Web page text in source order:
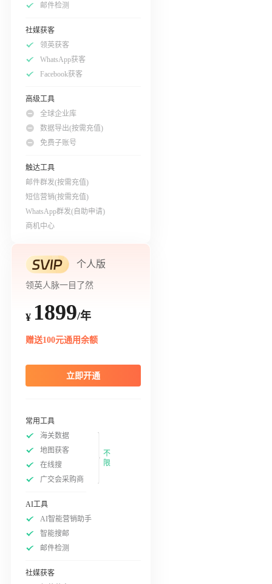
邮件检测
社媒获客
领英获客
WhatsApp获客
Facebook获客
高级工具
全球企业库
数据导出(按需充值)
免费子账号
触达工具
邮件群发(按需充值)
短信营销(按需充值)
WhatsApp群发(自助申请)
商机中心
个人版
领英人脉一目了然
¥ 1899/年
赠送100元通用余额
立即开通
常用工具
海关数据
地图获客
在线搜
广交会采购商
不
限
AI工具
AI智能营销助手
智能搜邮
邮件检测
社媒获客